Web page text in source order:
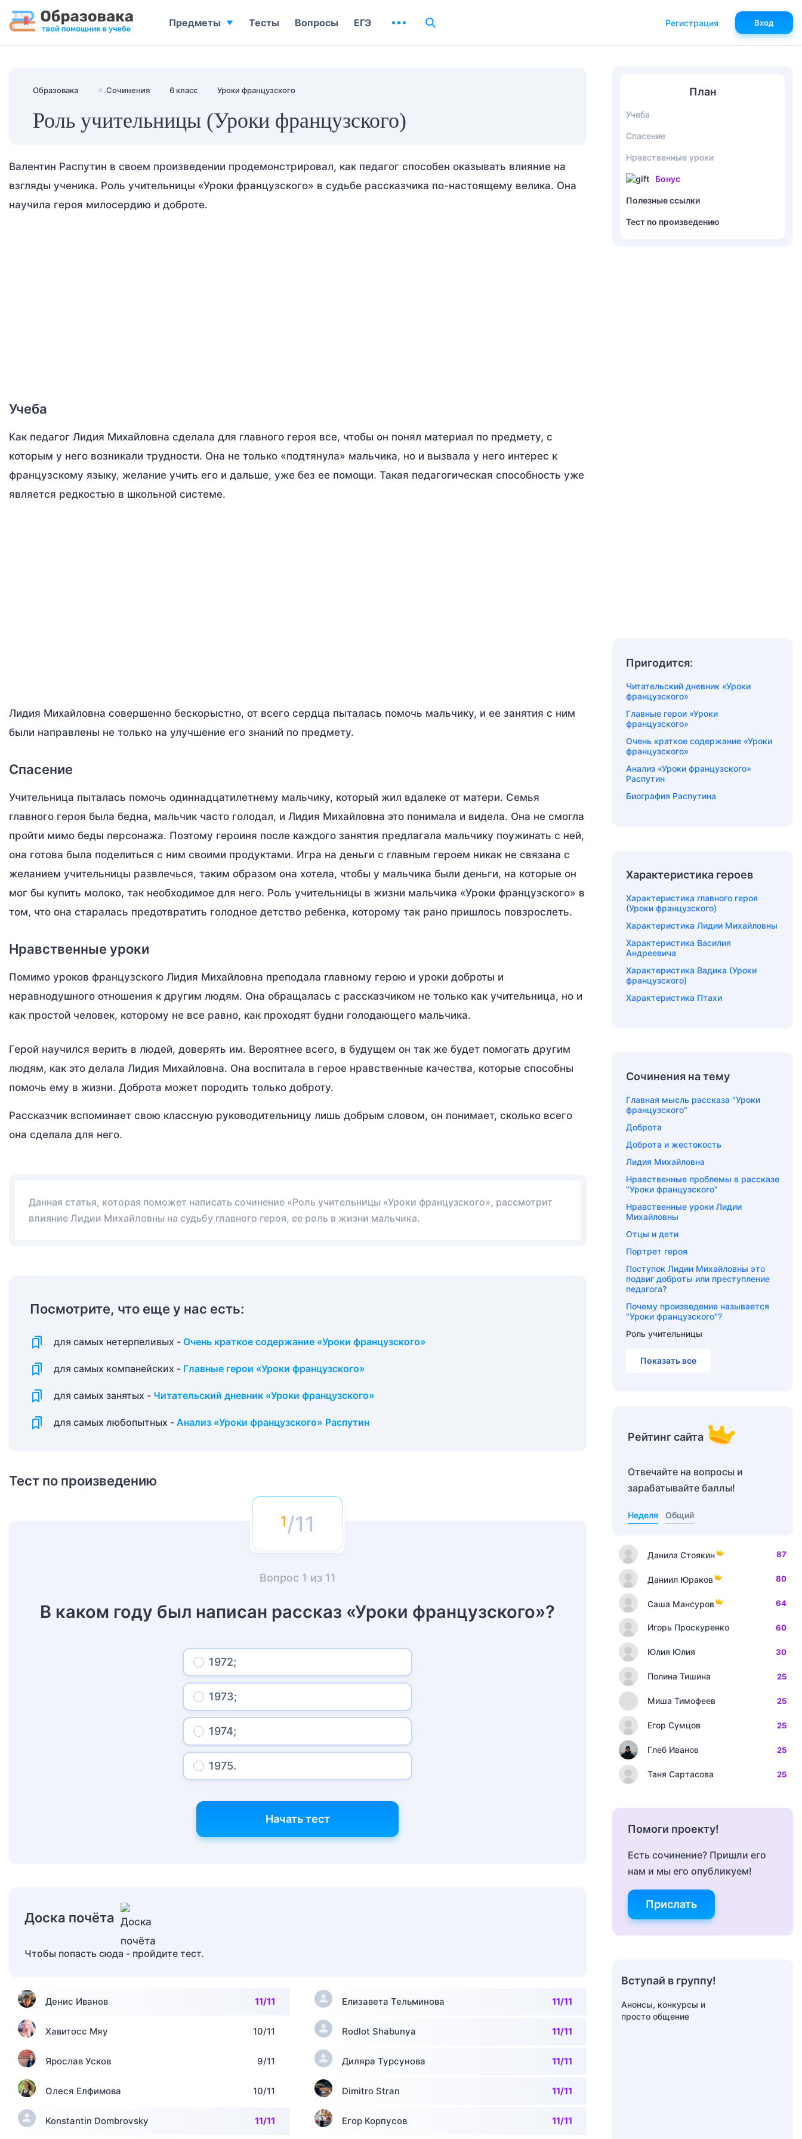
Образовака ⭐ Сочинения 6 класс Уроки французского
Роль учительницы (Уроки французского)
Валентин Распутин в своем произведении продемонстрировал, как педагог способен оказывать влияние на
взгляды ученика. Роль учительницы «Уроки французского» в судьбе рассказчика по-настоящему велика. Она
научила героя милосердию и доброте.
Учеба
Как педагог Лидия Михайловна сделала для главного героя все, чтобы он понял материал по предмету, с
которым у него возникали трудности. Она не только «подтянула» мальчика, но и вызвала у него интерес к
французскому языку, желание учить его и дальше, уже без ее помощи. Такая педагогическая способность уже
является редкостью в школьной системе.
Лидия Михайловна совершенно бескорыстно, от всего сердца пыталась помочь мальчику, и ее занятия с ним
были направлены не только на улучшение его знаний по предмету.
Спасение
Учительница пыталась помочь одиннадцатилетнему мальчику, который жил вдалеке от матери. Семья
главного героя была бедна, мальчик часто голодал, и Лидия Михайловна это понимала и видела. Она не смогла
пройти мимо беды персонажа. Поэтому героиня после каждого занятия предлагала мальчику поужинать с ней,
она готова была поделиться с ним своими продуктами. Игра на деньги с главным героем никак не связана с
желанием учительницы развлечься, таким образом она хотела, чтобы у мальчика были деньги, на которые он
мог бы купить молоко, так необходимое для него. Роль учительницы в жизни мальчика «Уроки французского» в
том, что она старалась предотвратить голодное детство ребенка, которому так рано пришлось повзрослеть.
Нравственные уроки
Помимо уроков французского Лидия Михайловна преподала главному герою и уроки доброты и
неравнодушного отношения к другим людям. Она обращалась с рассказчиком не только как учительница, но и
как простой человек, которому не все равно, как проходят будни голодающего мальчика.
Герой научился верить в людей, доверять им. Вероятнее всего, в будущем он так же будет помогать другим
людям, как это делала Лидия Михайловна. Она воспитала в герое нравственные качества, которые способны
помочь ему в жизни. Доброта может породить только доброту.
Рассказчик вспоминает свою классную руководительницу лишь добрым словом, он понимает, сколько всего
она сделала для него.
Данная статья, которая поможет написать сочинение «Роль учительницы «Уроки французского», рассмотрит
влияние Лидии Михайловны на судьбу главного героя, ее роль в жизни мальчика.
Посмотрите, что еще у нас есть:
для самых нетерпеливых - Очень краткое содержание «Уроки французского»
для самых компанейских - Главные герои «Уроки французского»
для самых занятых - Читательский дневник «Уроки французского»
для самых любопытных - Анализ «Уроки французского» Распутин
Тест по произведению
/11
Вопрос 1 из 11
В каком году был написан рассказ «Уроки французского»?
1972;
1973;
1974;
1975.
Начать тест
Доска почёта
Чтобы попасть сюда - пройдите тест.
Денис Иванов 11/11 Елизавета Тельминова 11/11
Хавитосс Мяу 10/11 Rodlot Shabunya 11/11
Ярослав Усков 9/11 Диляра Турсунова 11/11
Олеся Елфимова 10/11 Dimitro Stran 11/11
Konstantin Dombrovsky 11/11 Егор Корпусов 11/11
План
Учеба
Спасение
Нравственные уроки
Бонус
Полезные ссылки
Тест по произведению
Пригодится:
Читательский дневник «Уроки
французского»
Главные герои «Уроки
французского»
Очень краткое содержание «Уроки
французского»
Анализ «Уроки французского»
Распутин
Биография Распутина
Характеристика героев
Характеристика главного героя
(Уроки французского)
Характеристика Лидии Михайловны
Характеристика Василия
Андреевича
Характеристика Вадика (Уроки
французского)
Характеристика Птахи
Сочинения на тему
Главная мысль рассказа "Уроки
французского"
Доброта
Доброта и жестокость
Лидия Михайловна
Нравственные проблемы в рассказе
"Уроки французского"
Нравственные уроки Лидии
Михайловны
Отцы и дети
Портрет героя
Поступок Лидии Михайловны это
подвиг доброты или преступление
педагога?
Почему произведение называется
"Уроки французского"?
Роль учительницы
Показать все
Рейтинг сайта
Отвечайте на вопросы и
зарабатывайте баллы!
Неделя Общий
Данила Стоякин 87
Даниил Юраков 80
Саша Мансуров 64
Игорь Проскуренко 60
Юлия Юлия 30
Полина Тишина 25
Миша Тимофеев 25
Егор Сумцов 25
Глеб Иванов 25
Таня Сартасова 25
Помоги проекту!
Есть сочинение? Пришли его
нам и мы его опубликуем!
Прислать
Вступай в группу!
Анонсы, конкурсы и
просто общение
Предметы Тесты Вопросы ЕГЭ Регистрация Вход